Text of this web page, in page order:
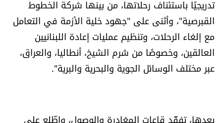
تدريجيًا باستئناف رحلاتها، من بينها شركة الخطوط
القبرصية"، وأثنى على "جهود خلية الأزمة في التعامل
مع إلغاء الرحلات، وتنظيم عمليات إعادة اللبنانيين
العالقين، وخصوصًا من شرم الشيخ، أنطاليا، والعراق،
عبر مختلف الوسائل الجوية والبحرية والبرية".